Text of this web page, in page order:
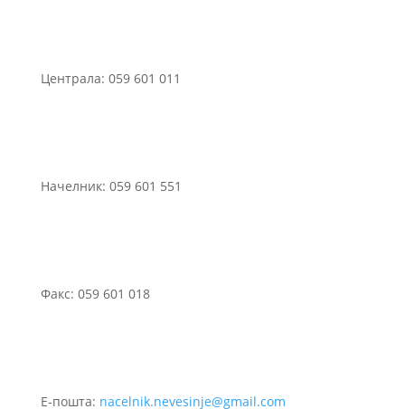
Централа: 059 601 011
Начелник: 059 601 551
Факс: 059 601 018
Е-пошта: nacelnik.nevesinje@gmail.com